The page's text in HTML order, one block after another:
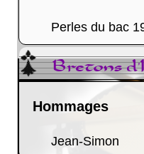
Perles du bac
Bretons
Hommages
Jean-Simon